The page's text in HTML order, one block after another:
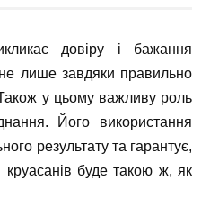
довіру і бажання
лише завдяки правильно
Також у цьому важливу роль
Його використання
результату та гарантує,
буде такою ж, як